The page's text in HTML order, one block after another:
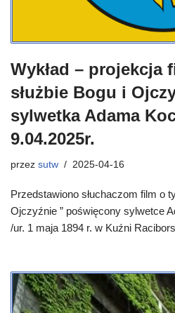
Wykład – projekcja
służbie Bogu i
sylwetka Adama
9.04.2025r.
przez sutw 2025-04-16
Przedstawiono słuchaczom film o
Ojczyźnie ” poświęcony sylwetce
/ur. 1 maja 1894 r. w Kuźni